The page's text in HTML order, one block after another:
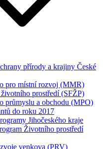
přírody a krajiny České
pro místní rozvoj (MMR)
prostředí (SFŽP)
průmyslu a obchodu (MPO)
do roku 2017
Jihočeského kraje
Životního prostředí
venkova (PRV)